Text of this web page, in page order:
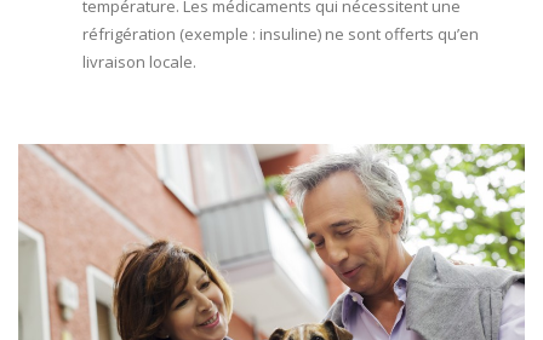
température. Les médicaments qui nécessitent une
réfrigération (exemple : insuline) ne sont offerts qu’en
livraison locale.